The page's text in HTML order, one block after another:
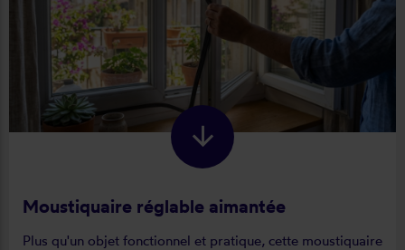
Moustiquaire réglable aimantée
Plus qu'un objet fonctionnel et pratique, cette moustiquaire